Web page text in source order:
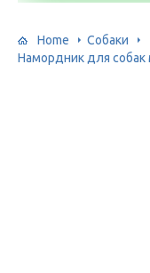
Home
Собаки
Намордник для собак